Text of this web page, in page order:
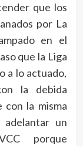
que los
por La
en el
que la Liga
a lo actuado,
la debida
con la misma
un
porque